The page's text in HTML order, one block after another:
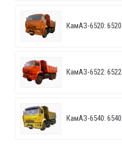
КамАЗ-6520: 6520
КамАЗ-6522: 6522
КамАЗ-6540: 6540